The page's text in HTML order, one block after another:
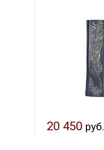
20 450 руб.